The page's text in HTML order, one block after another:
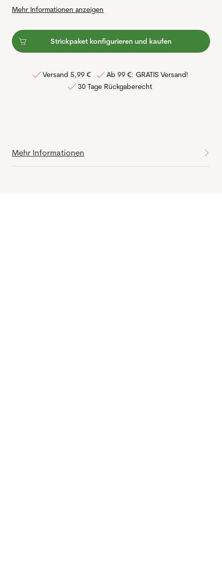
Mehr Informationen anzeigen
Strickpaket konfigurieren und kaufen
Versand 5,99 €
Ab 99 €: GRATIS Versand!
30 Tage Rückgaberecht
Mehr Informationen